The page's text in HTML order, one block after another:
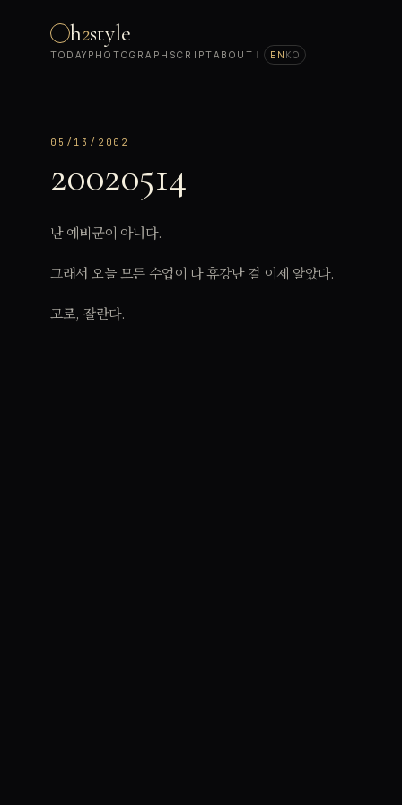
h2style
TODAY PHOTOGRAPH SCRIPTABOUT | EN KO
05/13/2002
20020514
난 예비군이 아니다.
그래서 오늘 모든 수업이 다 휴강난 걸 이제 알았다.
고로, 잘란다.